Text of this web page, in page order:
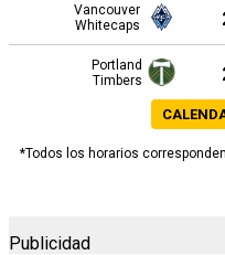
Vancouver
Whitecaps
Portland
Timbers
*Todos los horarios
Publicidad